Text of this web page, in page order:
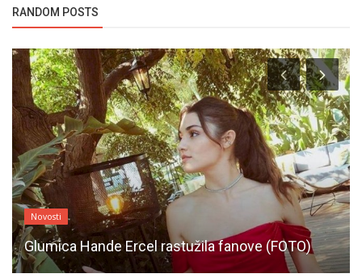
RANDOM POSTS
Novosti
Glumica Hande Ercel rastužila fanove (FOTO)